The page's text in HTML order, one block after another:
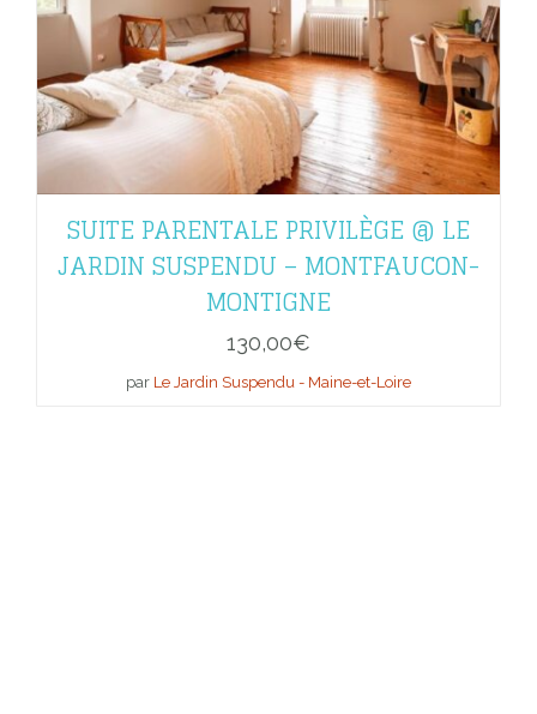
SUITE PARENTALE PRIVILÈGE @ LE
JARDIN SUSPENDU – MONTFAUCON-
MONTIGNE
130,00€
par Le Jardin Suspendu - Maine-et-Loire